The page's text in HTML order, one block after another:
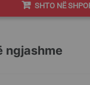
SHTO NË
ngjashme